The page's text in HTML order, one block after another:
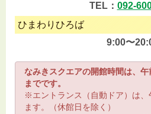
TEL： 092-
ひまわりひろば
9:00〜
なみきスクエアの開館時間は、
までです。
※エントランス（自動ドア）は、
ます。（休館日を除く）